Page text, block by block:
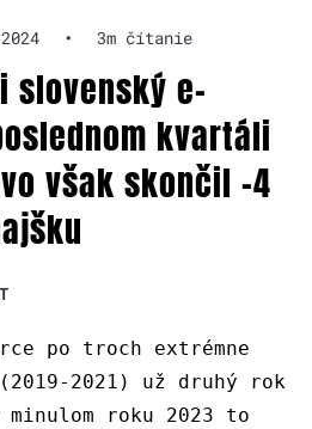
• 3m čítanie
slovenský e-
kvartáli
však skončil -4
po troch extrémne
2021) už druhý rok
roku 2023 to